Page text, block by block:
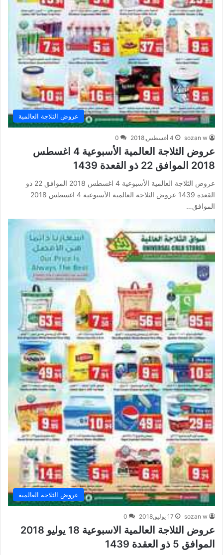
عروض الثلاجة العالمية
sozan w 4 أغسطس,2018 0
عروض الثلاجة العالمية الأسبوعية 4 اغسطس
2018 الموافق 22 ذو القعدة 1439
عروض الثلاجة العالمية الأسبوعية 4 اغسطس 2018 الموافق 22 ذو
القعدة 1439 عروض الثلاجة العالمية الأسبوعية 4 اغسطس 2018
الموافق…
عروض الثلاجة العالمية
sozan w 17 يوليو,2018 0
عروض الثلاجة العالمية الاسبوعية 18 يوليو 2018
الموافق 5 ذو العقدة 1439